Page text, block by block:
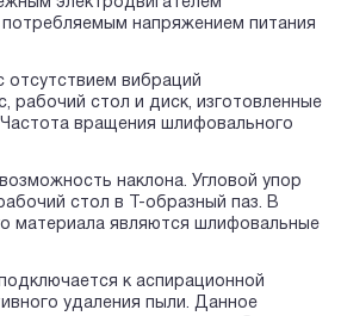
электродвигателем
напряжением питания
отсутствием вибраций
рабочий стол и диск, изготовленные
Частота вращения шлифовального
наклона. Угловой упор
стол в Т-образный паз. В
материала являются шлифовальные
к аспирационной
удаления пыли. Данное